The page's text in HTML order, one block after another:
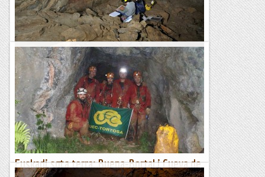
Espeleobloc
La cueva de Altxerri (Altxerriko leizea) 1
Pintures Rupestres"La Cueva de Altxerri se ubica en el
término municipal de Aya, en la Provincia de
Guipúzcoa (País Vasco). Sin embargo la cueva se...
Espeleobloc
Euskadi sota terra: Buena-Bortal i Cueva de